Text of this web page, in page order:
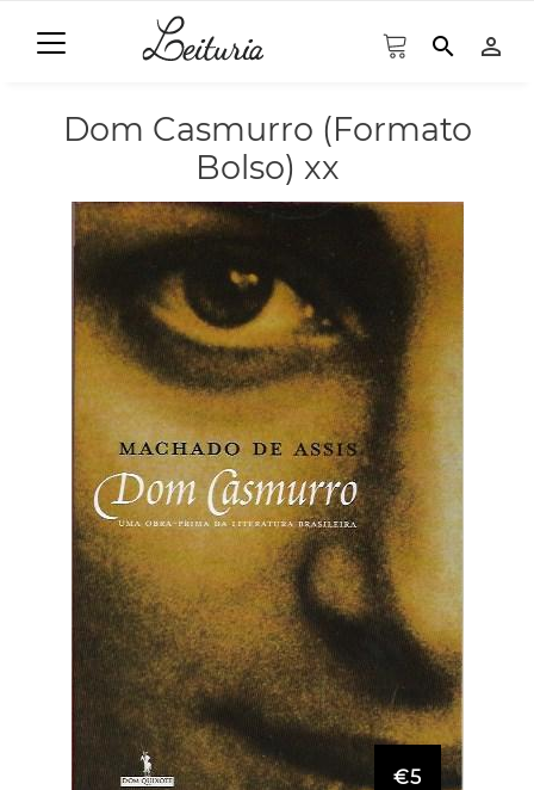
search person_outline
Dom Casmurro (Formato
Bolso) xx
€5